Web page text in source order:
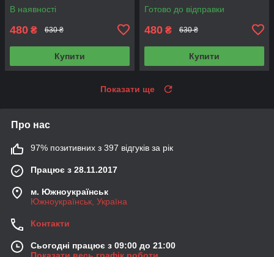
В наявності
480 ₴ 630 ₴
Купити
Готово до відправки
480 ₴ 630 ₴
Купити
Показати ще
Про нас
97% позитивних з 397 відгуків за рік
Працює з 28.11.2017
м. Южноукраїнськ
Южноукраїнськ, Україна
Контакти
Сьогодні працює з 09:00 до 21:00